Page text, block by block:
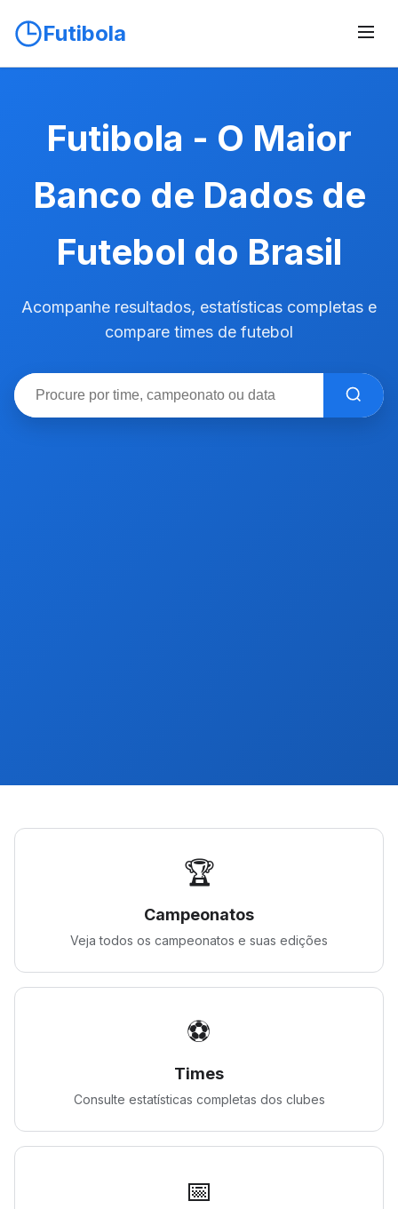
Futibola
Futibola - O Maior
Banco de Dados de
Futebol do Brasil
Acompanhe resultados, estatísticas completas e
compare times de futebol
🏆
Campeonatos
Veja todos os campeonatos e suas edições
⚽
Times
Consulte estatísticas completas dos clubes
📅